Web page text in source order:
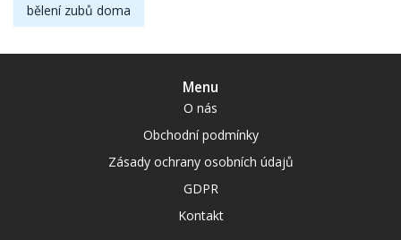
bělení zubů doma
Menu
O nás
Obchodní podmínky
Zásady ochrany osobních údajů
GDPR
Kontakt